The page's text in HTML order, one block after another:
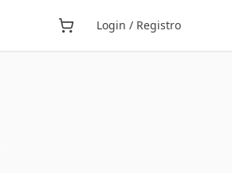
Login / Registro